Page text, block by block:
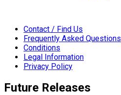
Contact / Find Us
Frequently Asked Questions
Conditions
Legal Information
Privacy Policy
Future Releases